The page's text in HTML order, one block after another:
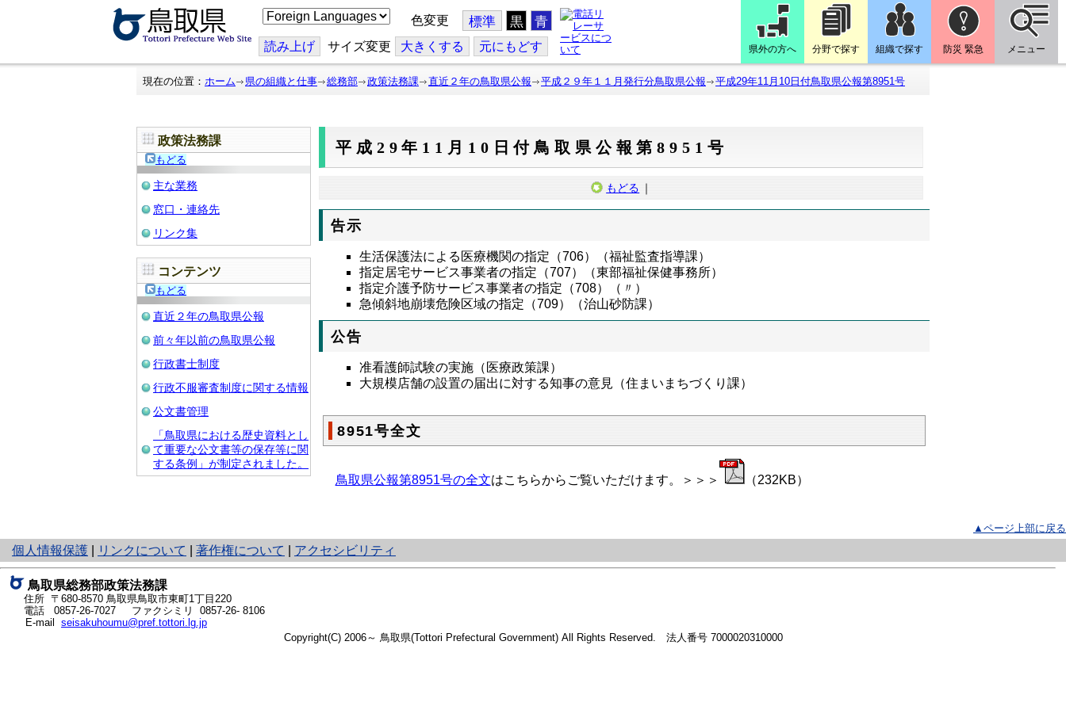
こ
の
ジ
を
翻
色変更 標準 黒 青
読み上げ サイズ変更 大きくする 元にもどす 県外の方へ 分野で探す 組織で探す 防災 緊急 メニュー
現在の位置： ホーム 県の組織と仕事 総務部 政策法務課 直近２年の鳥取県公報 平成２９年１１月発行分鳥取県公報 平成29年11月10日付鳥取県公報第8951号
政策法務課
もどる
主な業務
窓口・連絡先
リンク集
コンテンツ
もどる
直近２年の鳥取県公報
前々年以前の鳥取県公報
行政書士制度
行政不服審査制度に関する情報
公文書管理
「鳥取県における歴史資料とし
て重要な公文書等の保存等に関
する条例」が制定されました。
平成29年11月10日付鳥取県公報第8951号
もどる ｜
告示
生活保護法による医療機関の指定（706）（福祉監査指導課）
指定居宅サービス事業者の指定（707）（東部福祉保健事務所）
指定介護予防サービス事業者の指定（708）（〃）
急傾斜地崩壊危険区域の指定（709）（治山砂防課）
公告
准看護師試験の実施（医療政策課）
大規模店舗の設置の届出に対する知事の意見（住まいまちづくり課）
8951号全文
鳥取県公報第8951号の全文はこちらからご覧いただけます。＞＞＞ （232KB）
▲ページ上部に戻る
個人情報保護
と
り
ネ
ッ
ト
へ
リンクについて 著作権について アクセシビリティ
鳥取県総務部政策法務課
住所 〒680-8570 鳥取県鳥取市東町1丁目220
電話 0857-26-7027
ファクシミリ 0857-26- 8106
E-mail seisakuhoumu@pref.tottori.lg.jp
Copyright(C) 2006～ 鳥取県(Tottori Prefectural Government) All Rights Reserved. 法人番号 7000020310000